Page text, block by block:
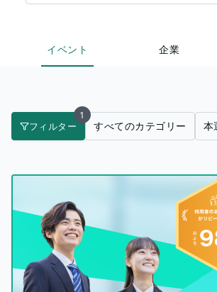
イベント 企業
フィルター
1
すべてのカテゴリー 本